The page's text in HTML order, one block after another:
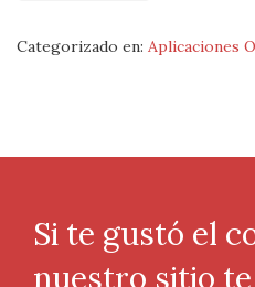
Categorizado en: Aplicaciones
Si te gustó el
nuestro sitio